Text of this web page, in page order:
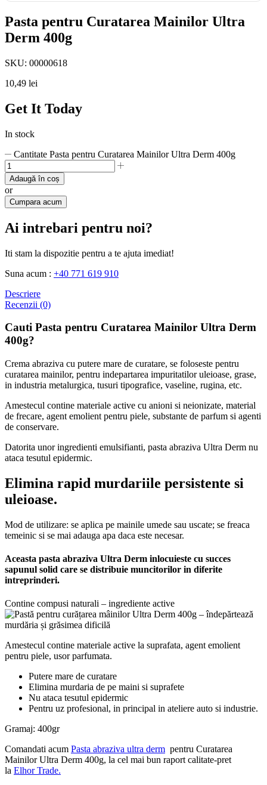
Pasta pentru Curatarea Mainilor Ultra
Derm 400g
SKU: 00000618
10,49 lei
Get It Today
In stock
Cantitate Pasta pentru Curatarea Mainilor Ultra Derm 400g
Adaugă în coș
or
Cumpara acum
Ai intrebari pentru noi?
Iti stam la dispozitie pentru a te ajuta imediat!
Suna acum : +40 771 619 910
Descriere
Recenzii (0)
Cauti Pasta pentru Curatarea Mainilor Ultra Derm
400g?
Crema abraziva cu putere mare de curatare, se foloseste pentru
curatarea mainilor, pentru indepartarea impuritatilor uleioase, grase,
in industria metalurgica, tusuri tipografice, vaseline, rugina, etc.
Amestecul contine materiale active cu anioni si neionizate, material
de frecare, agent emolient pentru piele, substante de parfum si agenti
de conservare.
Datorita unor ingredienti emulsifianti, pasta abraziva Ultra Derm nu
ataca tesutul epidermic.
Elimina rapid murdariile persistente si
uleioase.
Mod de utilizare: se aplica pe mainile umede sau uscate; se freaca
temeinic si se mai adauga apa daca este necesar.
Aceasta pasta abraziva Ultra Derm inlocuieste cu succes
sapunul solid care se distribuie muncitorilor in diferite
intreprinderi.
Contine compusi naturali – ingrediente active
Amestecul contine materiale active la suprafata, agent emolient
pentru piele, usor parfumata.
Putere mare de curatare
Elimina murdaria de pe maini si suprafete
Nu ataca tesutul epidermic
Pentru uz profesional, in principal in ateliere auto si industrie.
Gramaj: 400gr
Comandati acum Pasta abraziva ultra derm pentru Curatarea
Mainilor Ultra Derm 400g, la cel mai bun raport calitate-pret
la Elhor Trade.